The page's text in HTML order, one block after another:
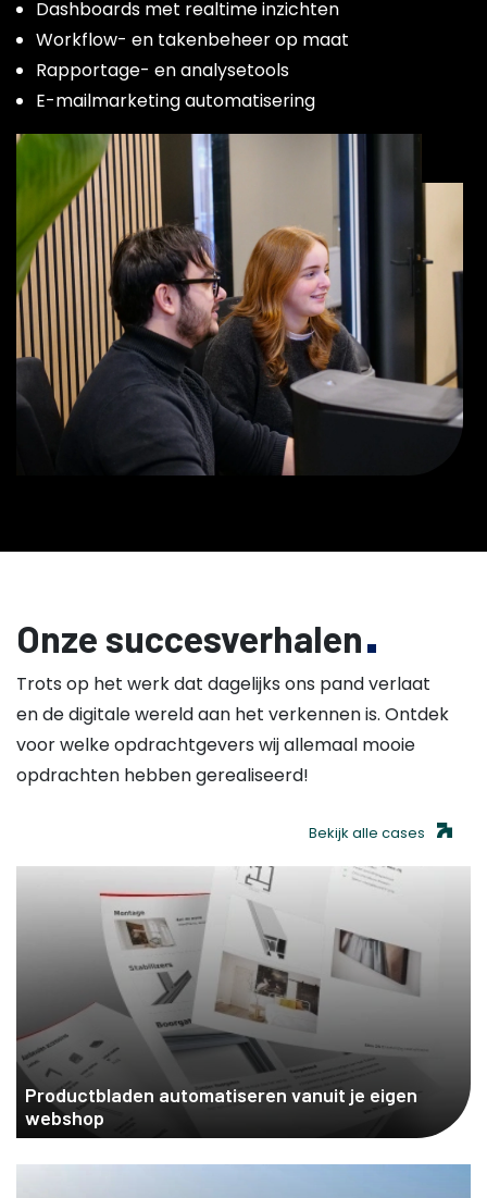
Dashboards met realtime inzichten
Workflow- en takenbeheer op maat
Rapportage- en analysetools
E-mailmarketing automatisering
Onze succesverhalen
Trots op het werk dat dagelijks ons pand verlaat
en de digitale wereld aan het verkennen is. Ontdek
voor welke opdrachtgevers wij allemaal mooie
opdrachten hebben gerealiseerd!
Bekijk alle cases
Productbladen automatiseren vanuit je eigen
webshop